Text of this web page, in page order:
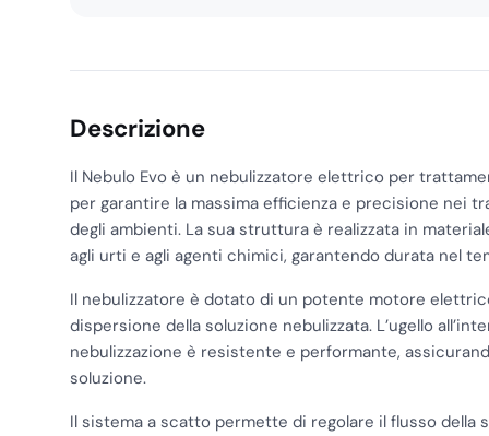
Descrizione
Il Nebulo Evo è un nebulizzatore elettrico per
per garantire la massima efficienza e precisione nei
degli ambienti. La sua struttura è realizzata in
agli urti e agli agenti chimici, garantendo durata nel
Il nebulizzatore è dotato di un potente motore
dispersione della soluzione nebulizzata. L’ugello
nebulizzazione è resistente e performante,
soluzione.
Il sistema a scatto permette di regolare il flusso della